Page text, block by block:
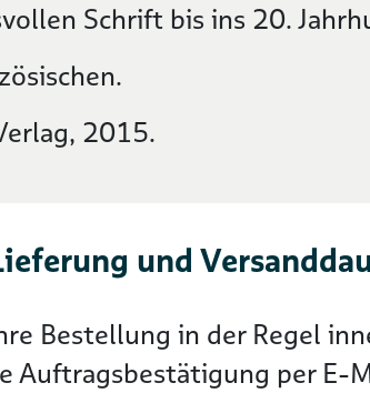
Schrift bis ins 20.
2015.
und
Bestellung in der Regel
Auftragsbestätigung per E-